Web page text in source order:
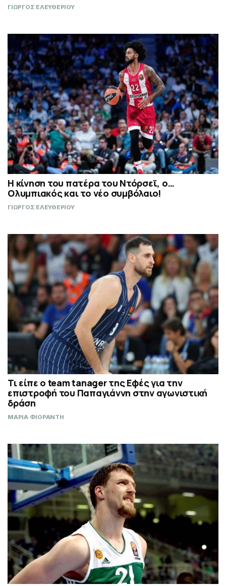
ΓΙΩΡΓΟΣ ΕΛΕΥΘΕΡΙΟΥ
Η κίνηση του πατέρα του Ντόρσεϊ, ο…
Ολυμπιακός και το νέο συμβόλαιο!
ΓΙΩΡΓΟΣ ΕΛΕΥΘΕΡΙΟΥ
Τι είπε ο team tanager της Εφές για την
επιστροφή του Παπαγιάννη στην αγωνιστική
δράση
ΜΑΡΙΑ ΦΙΟΡΑΝΤΗ